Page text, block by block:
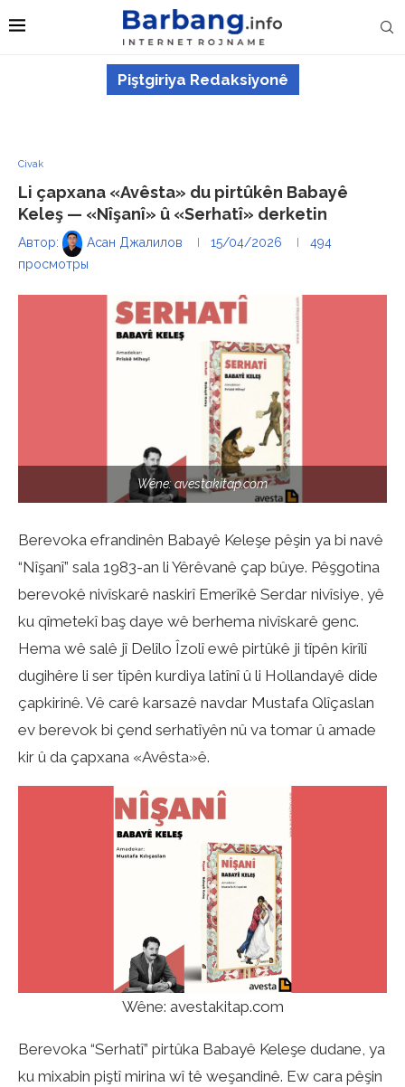
Piştgiriya Redaksiyonê
Civak
Li çapxana «Avêsta» du pirtûkên Babayê
Keleş — «Nîşanî» û «Serhatî» derketin
Автор: Асан Джалилов 15/04/2026
494
просмотры
Wêne: avestakitap.com
Berevoka efrandinên Babayê Keleşe pêşin ya bi navê
“Nîşanî” sala 1983-an li Yêrêvanê çap bûye. Pêşgotina
berevokê nivîskarê naskirî Emerîkê Serdar nivîsiye, yê
ku qîmetekî baş daye wê berhema nivîskarê genc.
Hema wê salê jî Delîlo Îzolî ewê pirtûkê ji tîpên kîrîlî
dugihêre li ser tîpên kurdiya latînî û li Hollandayê dide
çapkirinê. Vê carê karsazê navdar Mustafa Qlîçaslan
ev berevok bi çend serhatîyên nû va tomar û amade
kir û da çapxana «Avêsta»ê.
Wêne: avestakitap.com
Berevoka “Serhatî” pirtûka Babayê Keleşe dudane, ya
ku mixabin piştî mirina wî tê weşandinê. Ew cara pêşin